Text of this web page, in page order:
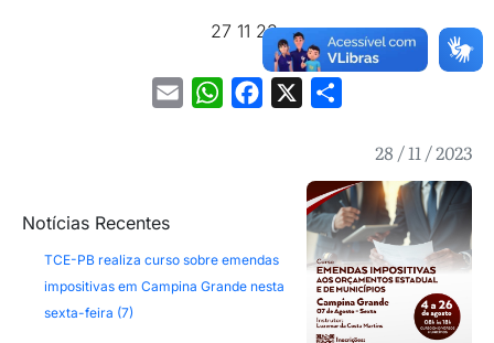
27 11 23.
Email WhatsAppFacebook
28 / 11 / 2023
Notícias Recentes
TCE-PB realiza curso sobre emendas
impositivas em Campina Grande nesta
sexta-feira (7)